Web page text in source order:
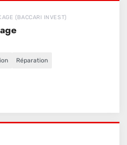
(BACCARI INVEST)
Réparation